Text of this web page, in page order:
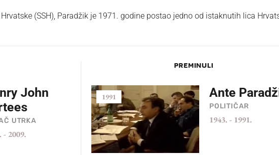
Hrvatske (SSH), Paradžik je 1971. godine postao jedno od istaknutih lica
John
UTRKA
- 2009.
PREMINULI
Ante
POLITIČAR
1943. - 1991.
1991